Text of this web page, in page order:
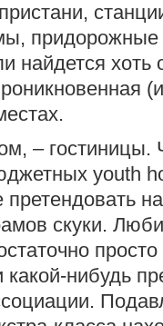
придорожные
хоть
– гостиницы.
youth
скуки.
просто
нибудь